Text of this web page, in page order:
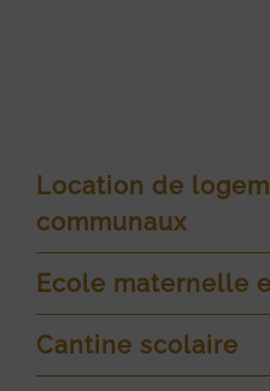
Location de
communaux
Ecole maternelle
Cantine scolaire